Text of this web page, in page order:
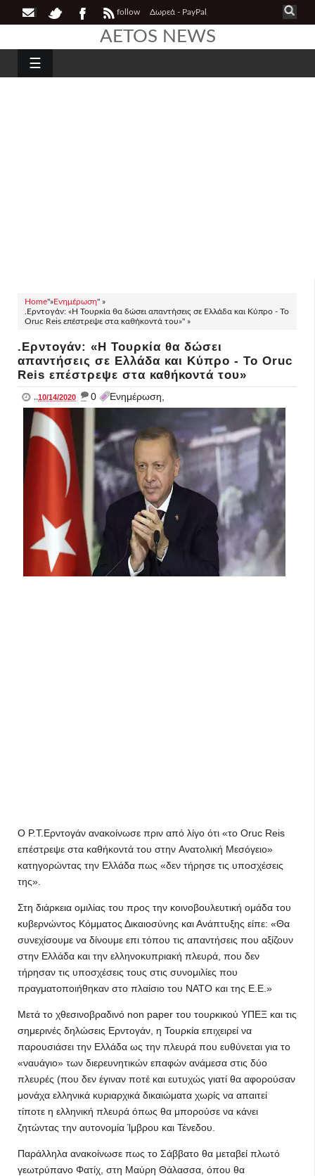
follow Δωρεά - PayPal
AETOS NEWS
☰
Home"»Ενημέρωση" »
.Ερντογάν: «Η Τουρκία θα δώσει απαντήσεις σε Ελλάδα και Κύπρο - Το
Oruc Reis επέστρεψε στα καθήκοντά του»" »
.Ερντογάν: «Η Τουρκία θα δώσει
απαντήσεις σε Ελλάδα και Κύπρο - Το Oruc
Reis επέστρεψε στα καθήκοντά του»
..10/14/2020 _ 0 Ενημέρωση,
Ο Ρ.Τ.Ερντογάν ανακοίνωσε πριν από λίγο ότι «το Oruc Reis
επέστρεψε στα καθήκοντά του στην Aνατολική Μεσόγειο»
κατηγορώντας την Ελλάδα πως «δεν τήρησε τις υποσχέσεις
της».
Στη διάρκεια ομιλίας του προς την κοινοβουλευτική ομάδα του
κυβερνώντος Κόμματος Δικαιοσύνης και Ανάπτυξης είπε: «Θα
συνεχίσουμε να δίνουμε επι τόπου τις απαντήσεις που αξίζουν
στην Ελλάδα και την ελληνοκυπριακή πλευρά, που δεν
τήρησαν τις υποσχέσεις τους στις συνομιλίες που
πραγματοποιήθηκαν στο πλαίσιο του ΝΑΤΟ και της Ε.Ε.»
Μετά το χθεσινοβραδινό non paper του τουρκικού ΥΠΕΞ και τις
σημερινές δηλώσεις Ερντογάν, η Τουρκία επιχειρεί να
παρουσιάσει την Ελλάδα ως την πλευρά που ευθύνεται για το
«ναυάγιο» των διερευνητικών επαφών ανάμεσα στις δύο
πλευρές (που δεν έγιναν ποτέ και ευτυχώς γιατί θα αφορούσαν
μονάχα ελληνικά κυριαρχικά δικαιώματα χωρίς να απαιτεί
τίποτε η ελληνική πλευρά όπως θα μπορούσε να κάνει
ζητώντας την αυτονομία Ίμβρου και Τένεδου.
Παράλληλα ανακοίνωσε πως το Σάββατο θα μεταβεί πλωτό
γεωτρύπανο Φατίχ, στη Μαύρη Θάλασσα, όπου θα